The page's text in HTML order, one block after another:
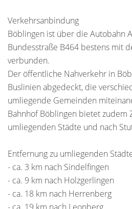
Verkehrsanbindung
Böblingen ist über die Autobahn
Bundesstraße B464 bestens mit
verbunden.
Der öffentliche Nahverkehr in
Buslinien abgedeckt, die
umliegende Gemeinden
Bahnhof Böblingen bietet zudem
umliegenden Städte und nach
Entfernung zu umliegenden
- ca. 3 km nach Sindelfingen
- ca. 9 km nach Holzgerlingen
- ca. 18 km nach Herrenberg